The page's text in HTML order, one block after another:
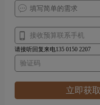
请接听回复来电135 0150 2207
立即获